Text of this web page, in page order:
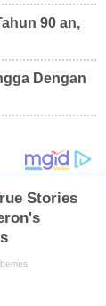
90 an,
Dengan